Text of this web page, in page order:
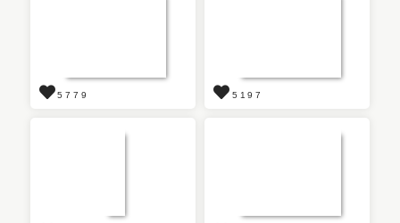
5779 5197